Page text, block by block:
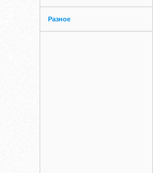
Разное